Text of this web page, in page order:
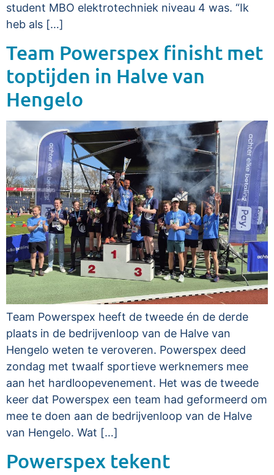
student MBO elektrotechniek niveau 4 was. “Ik
heb als […]
Team Powerspex finisht met
toptijden in Halve van
Hengelo
Team Powerspex heeft de tweede én de derde
plaats in de bedrijvenloop van de Halve van
Hengelo weten te veroveren. Powerspex deed
zondag met twaalf sportieve werknemers mee
aan het hardloopevenement. Het was de tweede
keer dat Powerspex een team had geformeerd om
mee te doen aan de bedrijvenloop van de Halve
van Hengelo. Wat […]
Powerspex tekent